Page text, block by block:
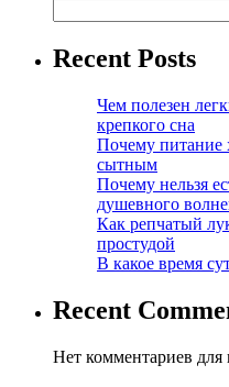
Recent Posts
Чем полезен
крепкого сна
Почему питание
сытным
Почему нельзя
душевного
Как репчатый
простудой
В какое время
Recent
Нет комментариев для